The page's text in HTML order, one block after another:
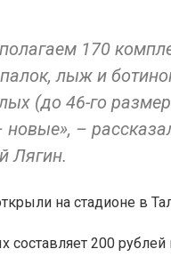
170
лыж и
(до 46-го
–
Лягин.
200 рублей